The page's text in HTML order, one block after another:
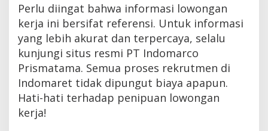
Perlu diingat bahwa informasi lowongan
kerja ini bersifat referensi. Untuk informasi
yang lebih akurat dan terpercaya, selalu
kunjungi situs resmi PT Indomarco
Prismatama. Semua proses rekrutmen di
Indomaret tidak dipungut biaya apapun.
Hati-hati terhadap penipuan lowongan
kerja!